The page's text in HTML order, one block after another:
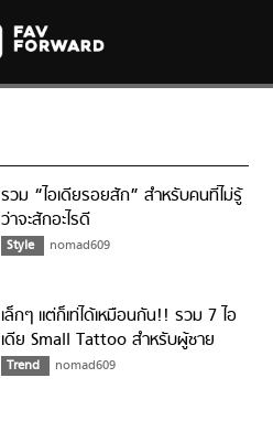
รวม “ไอเดียรอยสัก” สำหรับคนที่ไม่รู้
ว่าจะสักอะไรดี
Style nomad609
เล็กๆ แต่ก็เท่ได้เหมือนกัน!! รวม 7 ไอ
เดีย Small Tattoo สำหรับผู้ชาย
Trend nomad609